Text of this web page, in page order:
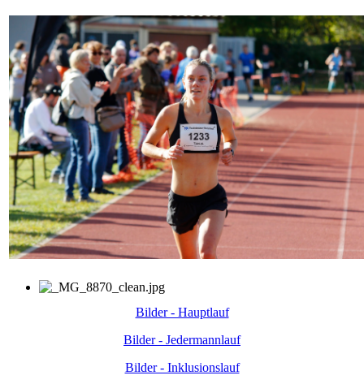
Bilder - Hauptlauf
Bilder - Jedermannlauf
Bilder - Inklusionslauf